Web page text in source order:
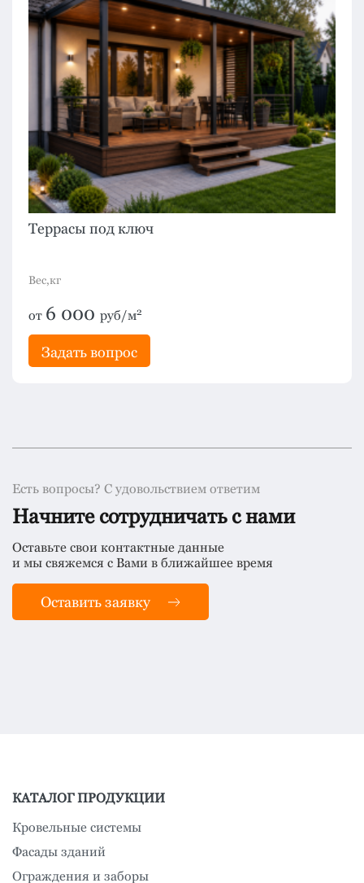
Террасы под ключ
Вес,кг
от 6 000 руб/м2
Задать вопрос
Есть вопросы? С удовольствием ответим
Начните сотрудничать с нами
Оставьте свои контактные данные
и мы свяжемся с Вами в ближайшее время
Оставить заявку
КАТАЛОГ ПРОДУКЦИИ
Кровельные системы
Фасады зданий
Ограждения и заборы